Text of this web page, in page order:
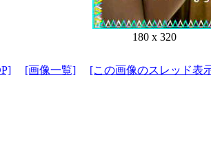
180 x 320
[画像一覧] [この画像のスレッド表